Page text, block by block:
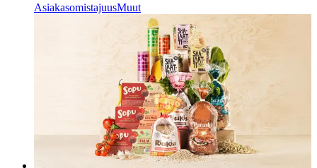
AsiakasomistajuusMuut